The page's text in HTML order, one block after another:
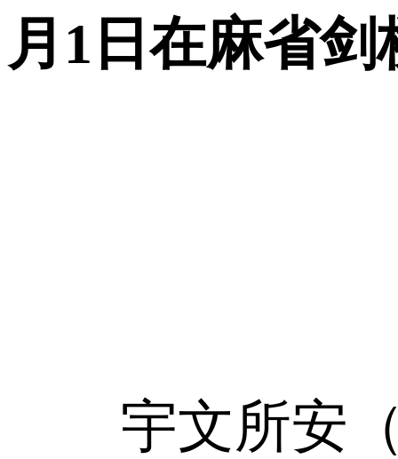
月1日在麻省
宇文所安（